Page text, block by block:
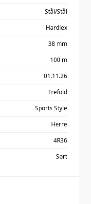
Stål/Stål
Hardlex
38 mm
100 m
01.11.26
Trefold
Sports Style
Herre
4R36
Sort